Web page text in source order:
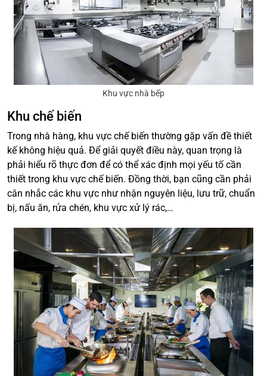
Khu vực nhà bếp
Khu chế biến
Trong nhà hàng, khu vực chế biến thường gặp vấn đề thiết
kế không hiệu quả. Để giải quyết điều này, quan trọng là
phải hiểu rõ thực đơn để có thể xác định mọi yếu tố cần
thiết trong khu vực chế biến. Đồng thời, bạn cũng cần phải
cân nhắc các khu vực như nhận nguyên liệu, lưu trữ, chuẩn
bị, nấu ăn, rửa chén, khu vực xử lý rác,…